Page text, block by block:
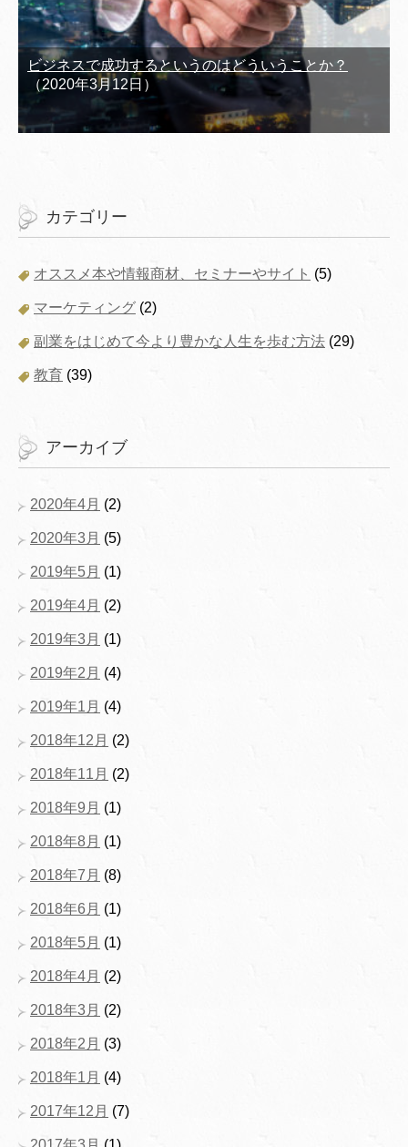
ビジネスで成功するというのはどういうことか？
（2020年3月12日）
カテゴリー
オススメ本や情報商材、セミナーやサイト (5)
マーケティング (2)
副業をはじめて今より豊かな人生を歩む方法 (29)
教育 (39)
アーカイブ
2020年4月 (2)
2020年3月 (5)
2019年5月 (1)
2019年4月 (2)
2019年3月 (1)
2019年2月 (4)
2019年1月 (4)
2018年12月 (2)
2018年11月 (2)
2018年9月 (1)
2018年8月 (1)
2018年7月 (8)
2018年6月 (1)
2018年5月 (1)
2018年4月 (2)
2018年3月 (2)
2018年2月 (3)
2018年1月 (4)
2017年12月 (7)